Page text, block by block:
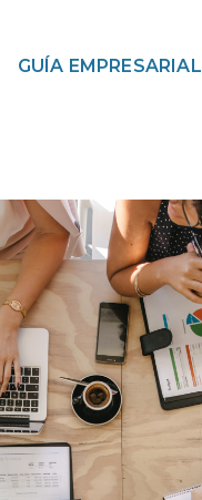
GUÍA EMPRESARIAL